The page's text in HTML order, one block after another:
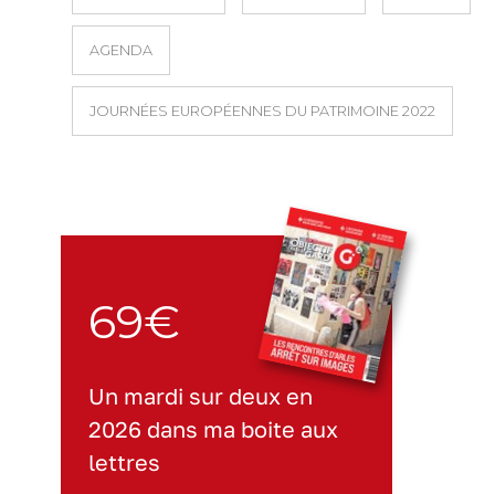
AGENDA
JOURNÉES EUROPÉENNES DU PATRIMOINE 2022
69€
Un mardi sur deux en
2026 dans ma boite aux
lettres